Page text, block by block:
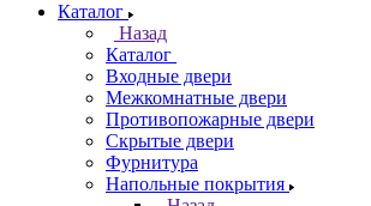
Каталог
Назад
Каталог
Входные двери
Межкомнатные двери
Противопожарные двери
Скрытые двери
Фурнитура
Напольные покрытия